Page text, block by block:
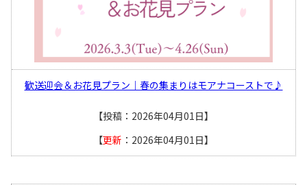
歓送迎会＆お花見プラン｜春の集まりはモアナコーストで♪
【投稿：2026年04月01日】
【更新 ：2026年04月01日】